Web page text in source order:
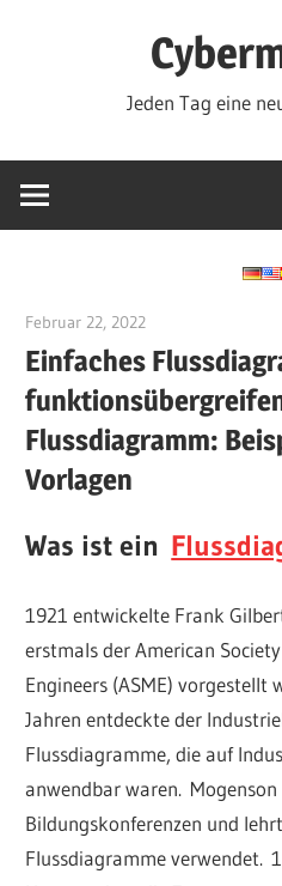
Jeden Tag eine
Februar 22, 2022
Einfaches
Flussdiagramm:
Vorlagen
Was ist ein
1921 entwickelte Frank
erstmals der American
Engineers (ASME) vorgestellt
Jahren entdeckte der
Flussdiagramme, die auf
anwendbar waren.
Bildungskonferenzen und
Flussdiagramme verwendet.